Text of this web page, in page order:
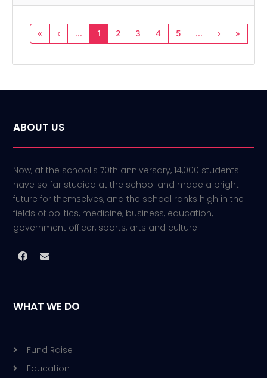
« ‹ ... 1 2 3 4 5 ... › »
ABOUT US
Now, at the school's 70th anniversary, 14,000 students
have so far studied at the school and made a bright
future for themselves, and the school ranks high in the
fields of politics, medicine, business, education,
government officer, sports, arts and culture.
WHAT WE DO
Fund Raise
Education